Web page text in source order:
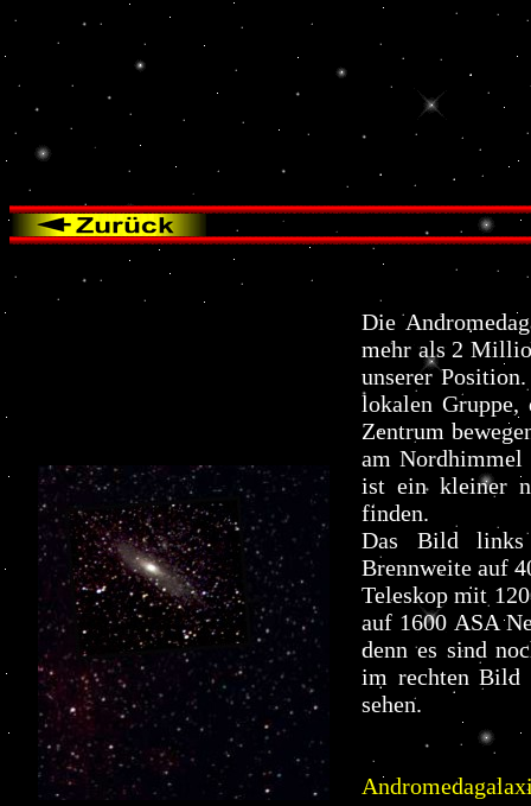
Die
mehr als 2
unserer
lokalen Gruppe,
Zentrum
am Nordhimmel
ist ein kleiner
finden.
Das Bild
Brennweite auf
Teleskop mit
auf 1600 ASA
denn es sind
im rechten Bild
sehen.